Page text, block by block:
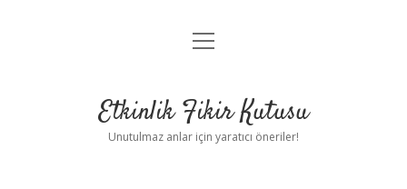
Anasayfa
Yasal Uyarı
menüyü
Etkinlik Fikir Kutusu
Unutulmaz anlar için yaratıcı öneriler!